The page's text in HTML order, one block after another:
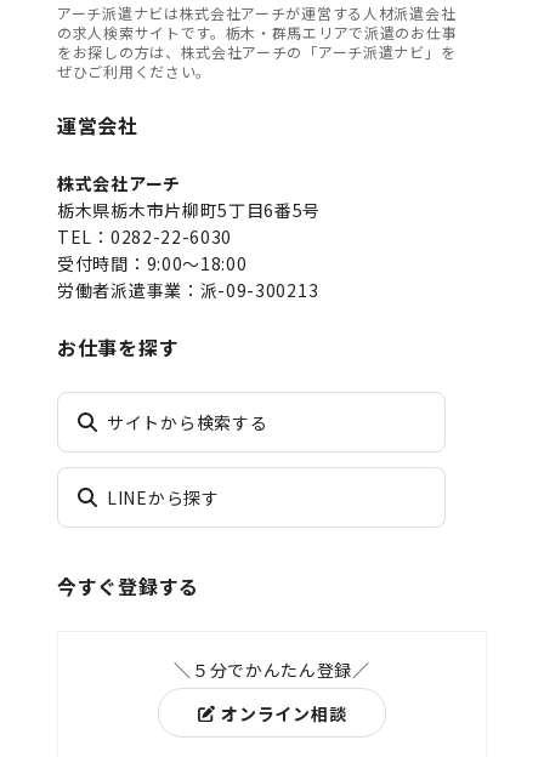
アーチ派遣ナビは株式会社アーチが運営する人材派遣会社
の求人検索サイトです。栃木・群馬エリアで派遣のお仕事
をお探しの方は、株式会社アーチの「アーチ派遣ナビ」を
ぜひご利用ください。
運営会社
株式会社アーチ
栃木県栃木市片柳町5丁目6番5号
TEL：0282-22-6030
受付時間：9:00～18:00
労働者派遣事業：派-09-300213
お仕事を探す
サイトから検索する
LINEから探す
今すぐ登録する
＼５分でかんたん登録／
オンライン相談